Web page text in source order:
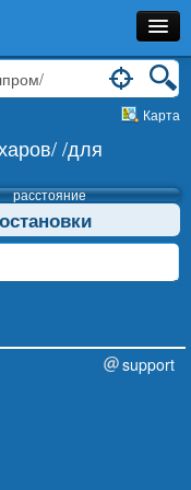
Карта
/для
расстояние
support